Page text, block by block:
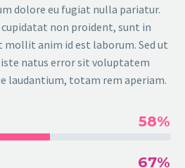
dolore eu fugiat nulla pariatur.
non proident, sunt in
mollit anim id est laborum. Sed ut
natus error sit voluptatem
laudantium, totam rem aperiam.
58%
67%